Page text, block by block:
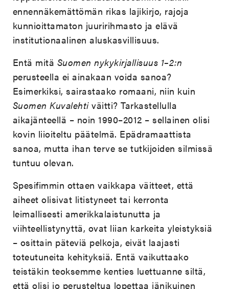
ennennäkemättömän rikas lajikirjo, rajoja
kunnioittamaton juuririhmasto ja elävä
institutionaalinen aluskasvillisuus.
Entä mitä Suomen nykykirjallisuus 1–2:n
perusteella ei ainakaan voida sanoa?
Esimerkiksi, sairastaako romaani, niin kuin
Suomen Kuvalehtiväitti? Tarkastellulla
aikajänteellä – noin 1990–2012 – sellainen olisi
kovin liioiteltu päätelmä. Epädramaattista
sanoa, mutta ihan terve se tutkijoiden silmissä
tuntuu olevan.
Spesifimmin ottaen vaikkapa väitteet, että
aiheet olisivat litistyneet tai kerronta
leimallisesti amerikkalaistunutta ja
viihteellistynyttä, ovat liian karkeita yleistyksiä
– osittain päteviä pelkoja, eivät laajasti
toteutuneita kehityksiä. Entä vaikuttaako
teistäkin teoksemme kenties luettuanne siltä,
että olisi jo perusteltua lopettaa iänikuinen